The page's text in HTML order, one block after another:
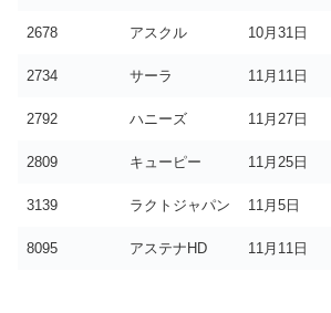
2678 アスクル 10月31日
2734 サーラ 11月11日
2792 ハニーズ 11月27日
2809 キューピー 11月25日
3139 ラクトジャパン 11月5日
8095 アステナHD 11月11日